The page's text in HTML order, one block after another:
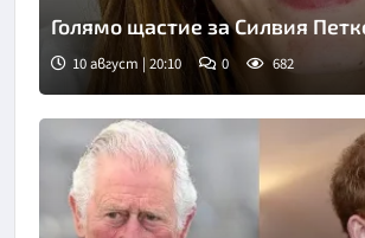
Голямо щастие за Силвия
10 август | 20:10 0 682